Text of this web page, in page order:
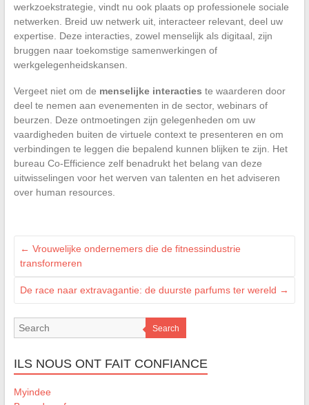
werkzoekstrategie, vindt nu ook plaats op professionele sociale
netwerken. Breid uw netwerk uit, interacteer relevant, deel uw
expertise. Deze interacties, zowel menselijk als digitaal, zijn
bruggen naar toekomstige samenwerkingen of
werkgelegenheidskansen.
Vergeet niet om de menselijke interacties te waarderen door
deel te nemen aan evenementen in de sector, webinars of
beurzen. Deze ontmoetingen zijn gelegenheden om uw
vaardigheden buiten de virtuele context te presenteren en om
verbindingen te leggen die bepalend kunnen blijken te zijn. Het
bureau Co-Efficience zelf benadrukt het belang van deze
uitwisselingen voor het werven van talenten en het adviseren
over human resources.
← Vrouwelijke ondernemers die de fitnessindustrie
transformeren
De race naar extravagantie: de duurste parfums ter wereld →
Search
ILS NOUS ONT FAIT CONFIANCE
Myindee